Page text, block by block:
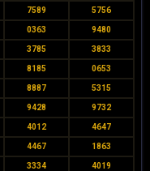
7589 5756
0363 9480
3785 3833
8185 0653
8887 5315
9428 9732
4012 4647
4467 1863
3334 4019